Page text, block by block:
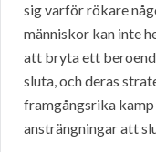
sig varför rökare
människor kan inte
att bryta ett
sluta, och deras
framgångsrika
ansträngningar att